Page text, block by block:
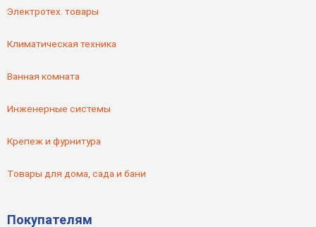
Электротех. товары
Климатическая техника
Ванная комната
Инженерные системы
Крепеж и фурнитура
Товары для дома, сада и бани
Покупателям